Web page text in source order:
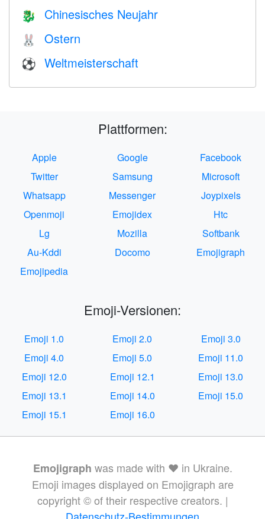
🐉 Chinesisches Neujahr
🐰 Ostern
⚽ Weltmeisterschaft
Plattformen:
Apple Google
Facebook
Twitter
Samsung
Microsoft
Whatsapp
Messenger
Joypixels
Openmoji
Emojidex
Htc
Lg
Mozilla
Softbank
Au-Kddi
Docomo
Emojigraph
Emojipedia
Emoji-Versionen:
Emoji 1.0 Emoji 2.0
Emoji 3.0
Emoji 4.0
Emoji 5.0
Emoji 11.0
Emoji 12.0
Emoji 12.1
Emoji 13.0
Emoji 13.1
Emoji 14.0
Emoji 15.0
Emoji 15.1
Emoji 16.0
Emojigraph was made with ❤️ in Ukraine.
Emoji images displayed on Emojigraph are
copyright © of their respective creators. |